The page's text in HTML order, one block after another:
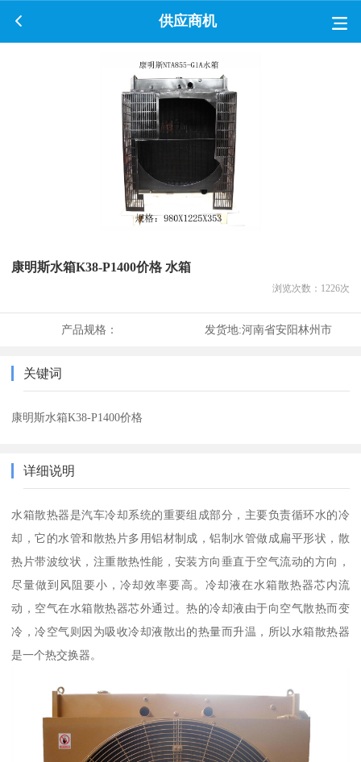
供应商机
康明斯水箱K38-P1400价格 水箱
浏览次数： 1226次
产品规格： 发货地:河南省安阳林州市
关键词
康明斯水箱K38-P1400价格
详细说明
水箱散热器是汽车冷却系统的重要组成部分，主要负责循环水的冷
却，它的水管和散热片多用铝材制成，铝制水管做成扁平形状，散
热片带波纹状，注重散热性能，安装方向垂直于空气流动的方向，
尽量做到风阻要小，冷却效率要高。冷却液在水箱散热器芯内流
动，空气在水箱散热器芯外通过。热的冷却液由于向空气散热而变
冷，冷空气则因为吸收冷却液散出的热量而升温，所以水箱散热器
是一个热交换器。